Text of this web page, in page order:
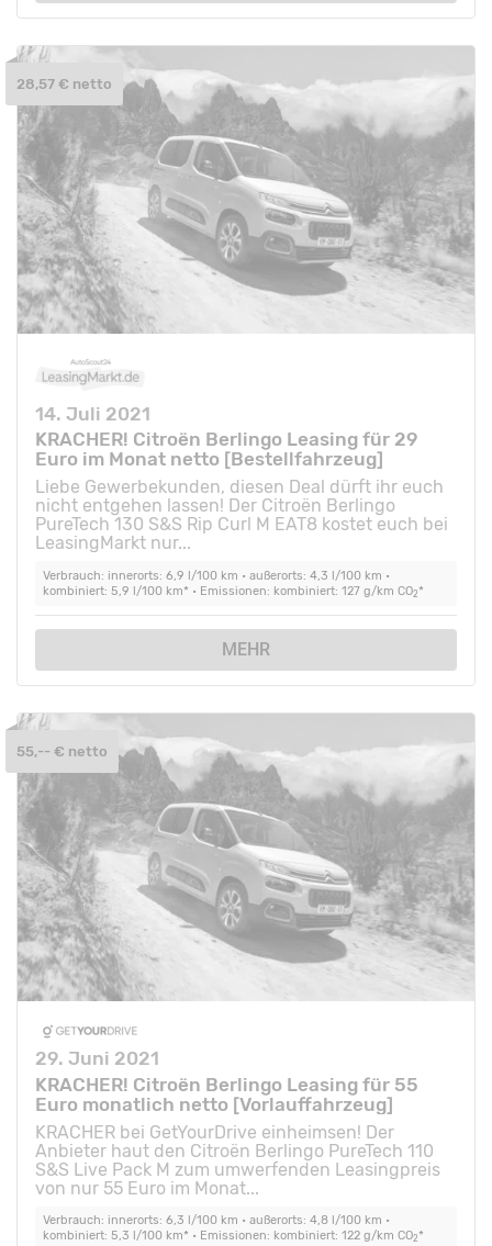
14. Juli 2021
KRACHER! Citroën Berlingo Leasing für 29
Euro im Monat netto [Bestellfahrzeug]
Liebe Gewerbekunden, diesen Deal dürft ihr euch
nicht entgehen lassen! Der Citroën Berlingo
PureTech 130 S&S Rip Curl M EAT8 kostet euch bei
LeasingMarkt nur...
Verbrauch: innerorts: 6,9 l/100 km • außerorts: 4,3 l/100 km •
kombiniert: 5,9 l/100 km* • Emissionen: kombiniert: 127 g/km CO2*
MEHR
28,57 € netto
29. Juni 2021
KRACHER! Citroën Berlingo Leasing für 55
Euro monatlich netto [Vorlauffahrzeug]
KRACHER bei GetYourDrive einheimsen! Der
Anbieter haut den Citroën Berlingo PureTech 110
S&S Live Pack M zum umwerfenden Leasingpreis
von nur 55 Euro im Monat...
Verbrauch: innerorts: 6,3 l/100 km • außerorts: 4,8 l/100 km •
kombiniert: 5,3 l/100 km* • Emissionen: kombiniert: 122 g/km CO2*
55,-- € netto